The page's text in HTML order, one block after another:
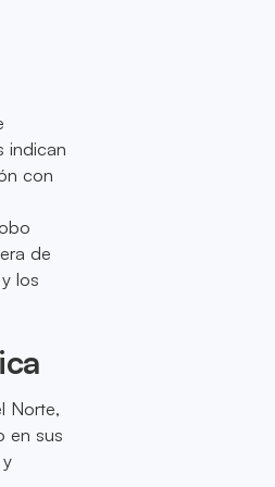
indican
con
de
los
Norte,
en sus